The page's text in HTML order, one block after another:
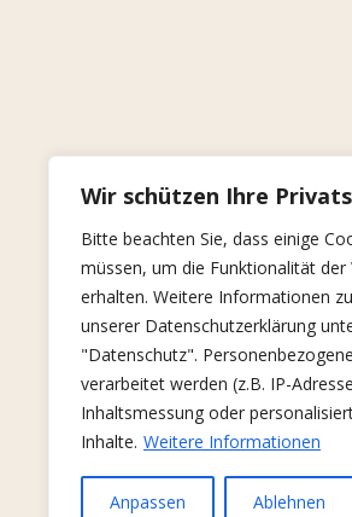
Wir schützen Ihre
Bitte beachten Sie, dass einige
müssen, um die Funktionalität
erhalten. Weitere Informationen
unserer Datenschutzerklärung
"Datenschutz".
verarbeitet werden (z.B. IP-
Inhaltsmessung oder
Inhalte. Weitere Informationen
Anpassen Ablehnen